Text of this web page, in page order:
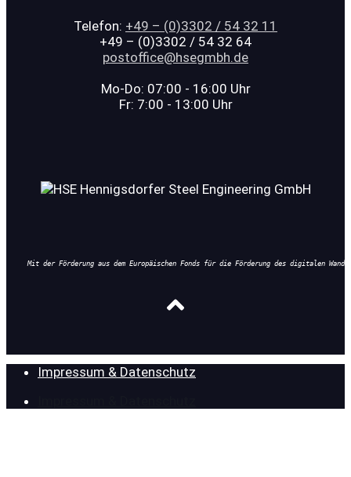
Telefon: +49 – (0)3302 / 54 32 11
+49 – (0)3302 / 54 32 64
postoffice@hsegmbh.de
Mo-Do: 07:00 - 16:00 Uhr
Fr: 7:00 - 13:00 Uhr
Mit der Förderung aus dem Europäischen Fonds für die Förderung des digitalen
Impressum & Datenschutz